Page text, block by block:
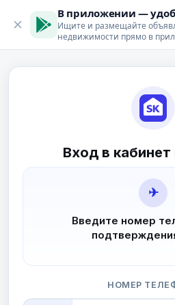
В приложении —
Ищите и размещайте
недвижимости прямо в
Вход в
✈
Введите номер
НОМЕР